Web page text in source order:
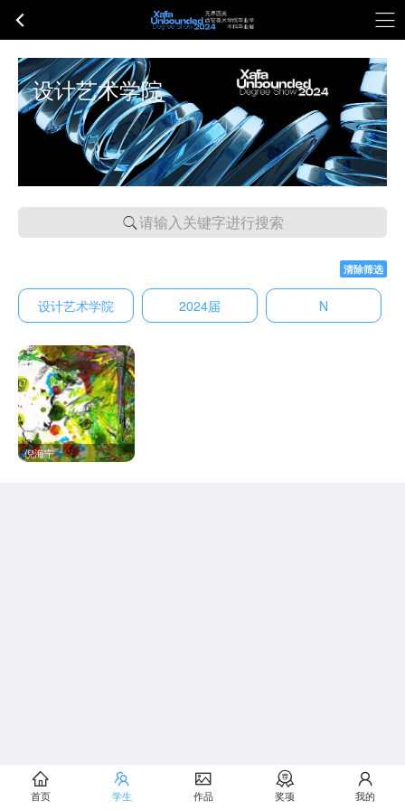
首页 学生 作品 奖项 我的
设计艺术学院
请输入关键字进行搜索
清除筛选
设计艺术学院 2024届 N
倪海宁